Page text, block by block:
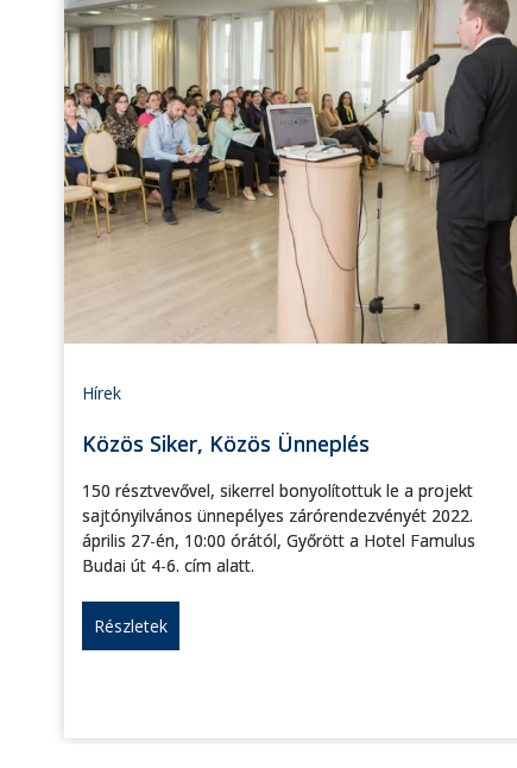
Hírek
Közös Siker, Közös Ünneplés
150 résztvevővel, sikerrel bonyolítottuk le a projekt
sajtónyilvános ünnepélyes zárórendezvényét 2022.
április 27-én, 10:00 órától, Győrött a Hotel Famulus
Budai út 4-6. cím alatt.
Részletek